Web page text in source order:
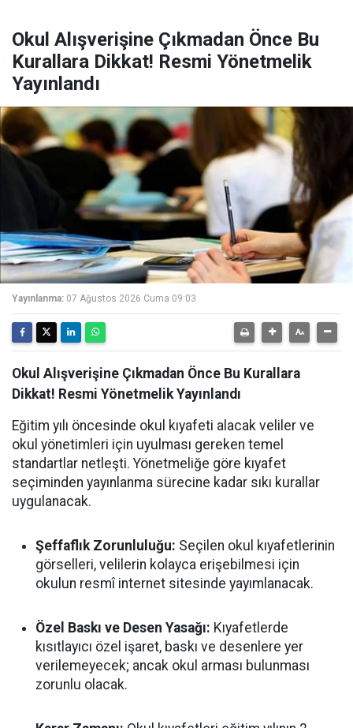
Okul Alışverişine Çıkmadan Önce Bu
Kurallara Dikkat! Resmi Yönetmelik
Yayınlandı
Yayınlanma: 07 Ağustos 2026 Cuma 09:03
Okul Alışverişine Çıkmadan Önce Bu Kurallara
Dikkat! Resmi Yönetmelik Yayınlandı
Eğitim yılı öncesinde okul kıyafeti alacak veliler ve
okul yönetimleri için uyulması gereken temel
standartlar netleşti. Yönetmeliğe göre kıyafet
seçiminden yayınlanma sürecine kadar sıkı kurallar
uygulanacak.
Şeffaflık Zorunluluğu: Seçilen okul kıyafetlerinin
görselleri, velilerin kolayca erişebilmesi için
okulun resmî internet sitesinde yayımlanacak.
Özel Baskı ve Desen Yasağı: Kıyafetlerde
kısıtlayıcı özel işaret, baskı ve desenlere yer
verilemeyecek; ancak okul arması bulunması
zorunlu olacak.